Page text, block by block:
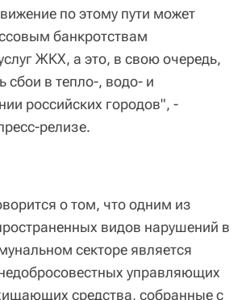
по этому пути может
банкротствам
ЖКХ, а это, в свою очередь,
сбои в тепло-, водо- и
российских городов", -
релизе.
о том, что одним из
видов нарушений в
секторе является
управляющих
средства, собранные с